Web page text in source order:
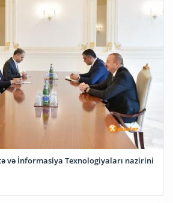
və İnformasiya Texnologiyaları nazirini